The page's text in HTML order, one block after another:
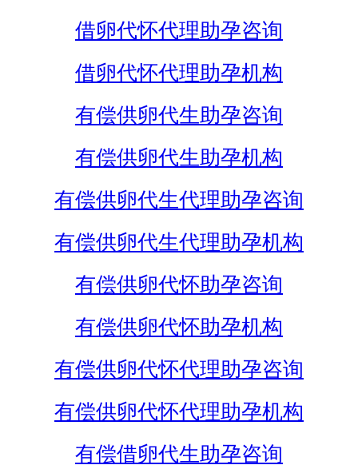
借卵代怀代理助孕咨询
借卵代怀代理助孕机构
有偿供卵代生助孕咨询
有偿供卵代生助孕机构
有偿供卵代生代理助孕咨询
有偿供卵代生代理助孕机构
有偿供卵代怀助孕咨询
有偿供卵代怀助孕机构
有偿供卵代怀代理助孕咨询
有偿供卵代怀代理助孕机构
有偿借卵代生助孕咨询